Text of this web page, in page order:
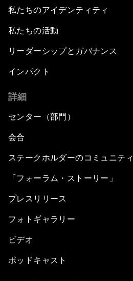
私たちのアイデンティティ
私たちの活動
リーダーシップとガバナンス
インパクト
詳細
センター（部門）
会合
ステークホルダーのコミュニティ
「フォーラム・ストーリー」
プレスリリース
フォトギャラリー
ビデオ
ポッドキャスト